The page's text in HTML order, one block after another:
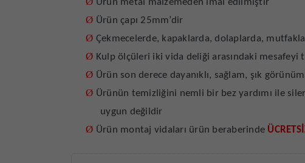
Ürün metal malzemeden imal edilmiştir
Ø Ürün çapı 25mm’dir
Ø Çekmecelerde, kapaklarda, dolaplarda,
Ø Kulp ölçüleri iki vida deliği arasındaki
Ø Ürün son derece dayanıklı, sağlam, şık
Ø Ürünün temizliğini nemli bir bez yardımı ile
uygun değildir
Ø Ürün montaj vidaları ürün beraberinde